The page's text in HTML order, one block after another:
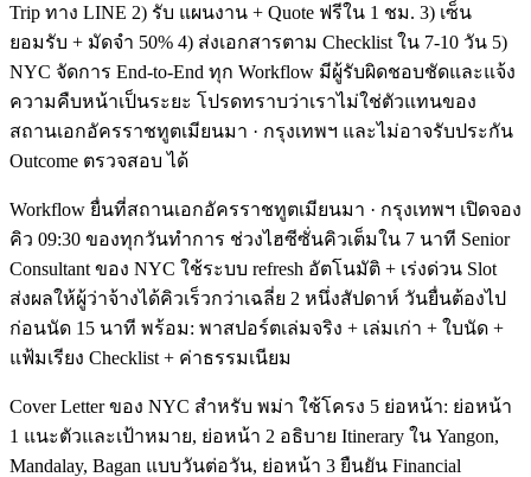
Trip ทาง LINE 2) รับ แผนงาน + Quote ฟรีใน 1 ชม. 3) เซ็น
ยอมรับ + มัดจำ 50% 4) ส่งเอกสารตาม Checklist ใน 7-10 วัน 5)
NYC จัดการ End-to-End ทุก Workflow มีผู้รับผิดชอบชัดและแจ้ง
ความคืบหน้าเป็นระยะ โปรดทราบว่าเราไม่ใช่ตัวแทนของ
สถานเอกอัครราชทูตเมียนมา · กรุงเทพฯ และไม่อาจรับประกัน
Outcome ตรวจสอบ ได้
Workflow ยื่นที่สถานเอกอัครราชทูตเมียนมา · กรุงเทพฯ เปิดจอง
คิว 09:30 ของทุกวันทำการ ช่วงไฮซีซั่นคิวเต็มใน 7 นาที Senior
Consultant ของ NYC ใช้ระบบ refresh อัตโนมัติ + เร่งด่วน Slot
ส่งผลให้ผู้ว่าจ้างได้คิวเร็วกว่าเฉลี่ย 2 หนึ่งสัปดาห์ วันยื่นต้องไป
ก่อนนัด 15 นาที พร้อม: พาสปอร์ตเล่มจริง + เล่มเก่า + ใบนัด +
แฟ้มเรียง Checklist + ค่าธรรมเนียม
Cover Letter ของ NYC สำหรับ พม่า ใช้โครง 5 ย่อหน้า: ย่อหน้า
1 แนะตัวและเป้าหมาย, ย่อหน้า 2 อธิบาย Itinerary ใน Yangon,
Mandalay, Bagan แบบวันต่อวัน, ย่อหน้า 3 ยืนยัน Financial